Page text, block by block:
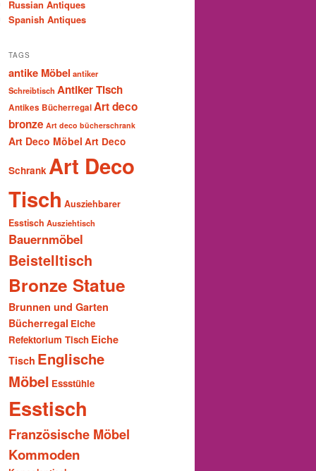
Russian Antiques
Spanish Antiques
TAGS
antike Möbel antiker
Schreibtisch Antiker Tisch
Antikes BücherregalArt deco
bronze Art deco bücherschrank
Art Deco Möbel Art Deco
Schrank Art Deco
Tisch Ausziehbarer
Esstisch Ausziehtisch
Bauernmöbel
Beistelltisch
Bronze Statue
Brunnen und Garten
Bücherregal Eiche
Refektorium Tisch Eiche
Tisch Englische
Möbel Essstühle
Esstisch
Französische Möbel
Kommoden